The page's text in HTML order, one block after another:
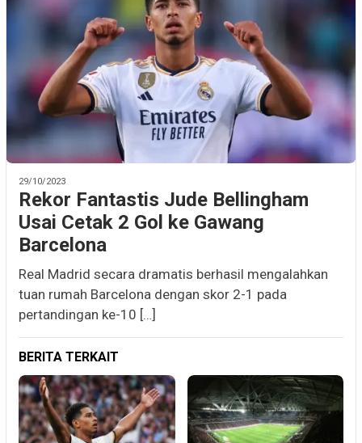
29/10/2023
Rekor Fantastis Jude Bellingham
Usai Cetak 2 Gol ke Gawang
Barcelona
Real Madrid secara dramatis berhasil mengalahkan
tuan rumah Barcelona dengan skor 2-1 pada
pertandingan ke-10 […]
BERITA TERKAIT